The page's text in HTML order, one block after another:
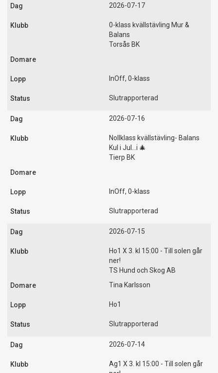
2026-07-17
0-klass kvällstävling Mur &
Balans
Torsås BK
InOff, 0-klass
Slutrapporterad
2026-07-16
Nollklass kvällstävling- Balans
Kul i Jul...i 🎄
Tierp BK
InOff, 0-klass
Slutrapporterad
2026-07-15
Ho1 X 3. kl 15:00 - Till solen går
ner!
TS Hund och Skog AB
Tina Karlsson
Ho1
Slutrapporterad
2026-07-14
Ag1 X 3. kl 15:00 - Till solen går